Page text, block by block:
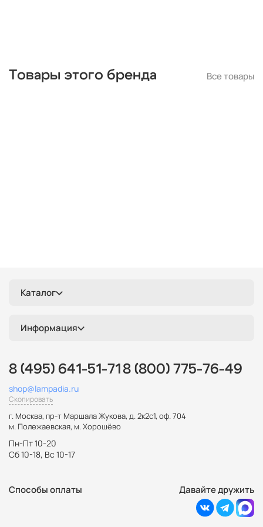
Товары этого бренда Все товары
Каталог
Информация
8 (495) 641-51-71 8 (800) 775-76-49
shop@lampadia.ru
Скопировать
г. Москва, пр-т Маршала Жукова, д. 2к2с1, оф. 704
м. Полежаевская, м. Хорошёво
Пн-Пт 10-20
Сб 10-18, Вс 10-17
Способы оплаты Давайте дружить